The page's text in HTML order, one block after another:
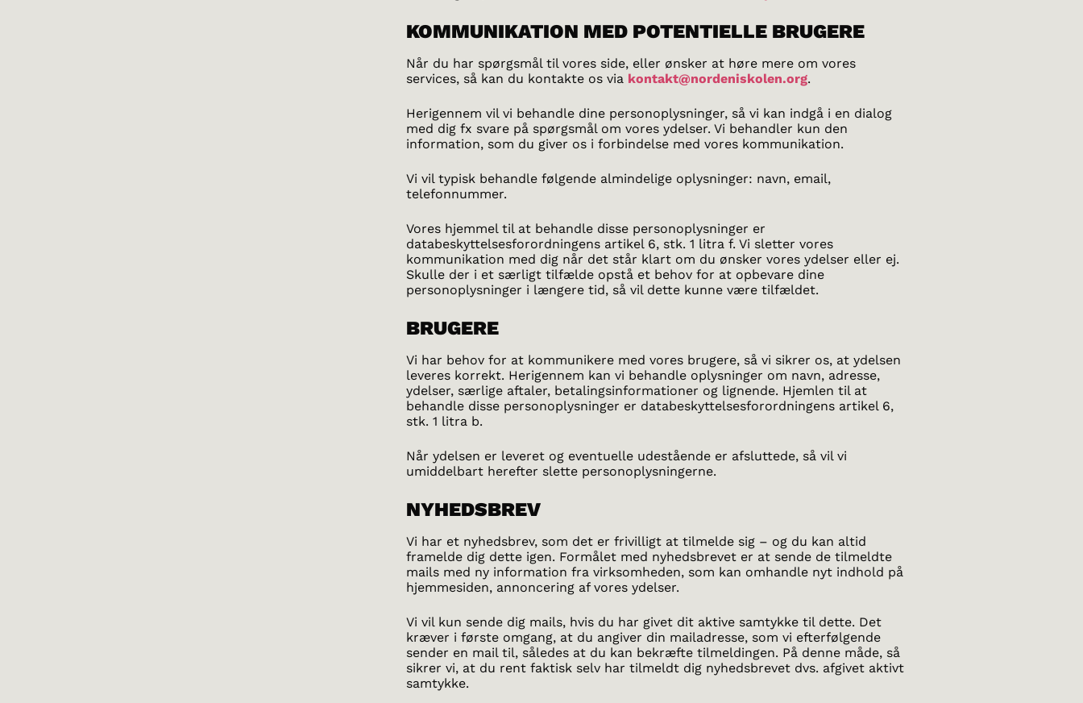
KOMMUNIKATION MED POTENTIELLE BRUGERE
Når du har spørgsmål til vores side, eller ønsker at høre mere om vores
services, så kan du kontakte os via kontakt@nordeniskolen.org.
Herigennem vil vi behandle dine personoplysninger, så vi kan indgå i en dialog
med dig fx svare på spørgsmål om vores ydelser. Vi behandler kun den
information, som du giver os i forbindelse med vores kommunikation.
Vi vil typisk behandle følgende almindelige oplysninger: navn, email,
telefonnummer.
Vores hjemmel til at behandle disse personoplysninger er
databeskyttelsesforordningens artikel 6, stk. 1 litra f. Vi sletter vores
kommunikation med dig når det står klart om du ønsker vores ydelser eller ej.
Skulle der i et særligt tilfælde opstå et behov for at opbevare dine
personoplysninger i længere tid, så vil dette kunne være tilfældet.
BRUGERE
Vi har behov for at kommunikere med vores brugere, så vi sikrer os, at ydelsen
leveres korrekt. Herigennem kan vi behandle oplysninger om navn, adresse,
ydelser, særlige aftaler, betalingsinformationer og lignende. Hjemlen til at
behandle disse personoplysninger er databeskyttelsesforordningens artikel 6,
stk. 1 litra b.
Når ydelsen er leveret og eventuelle udestående er afsluttede, så vil vi
umiddelbart herefter slette personoplysningerne.
NYHEDSBREV
Vi har et nyhedsbrev, som det er frivilligt at tilmelde sig – og du kan altid
framelde dig dette igen. Formålet med nyhedsbrevet er at sende de tilmeldte
mails med ny information fra virksomheden, som kan omhandle nyt indhold på
hjemmesiden, annoncering af vores ydelser.
Vi vil kun sende dig mails, hvis du har givet dit aktive samtykke til dette. Det
kræver i første omgang, at du angiver din mailadresse, som vi efterfølgende
sender en mail til, således at du kan bekræfte tilmeldingen. På denne måde, så
sikrer vi, at du rent faktisk selv har tilmeldt dig nyhedsbrevet dvs. afgivet aktivt
samtykke.